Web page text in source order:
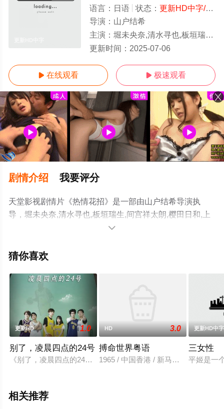
语言： 日语 状态： 更新HD中字/高清
导演： 山户结希
主演： 堀未央奈,清水寻也,板垣瑞生,间宫祥太朗,樱田日和,上村海成,吉川爱,志磨辽平,黑
更新时间： 2025-07-06
 在线观看  极速观看
剧情介绍 我要评分
天堂影视剧情片《热情花招》是一部由山户结希导演执
导，堀未央奈,清水寻也,板垣瑞生,间宫祥太朗,樱田日和,上
村海成,吉川爱,志磨辽平,黑泽明日香,高桥和也,反町隆史,吉
删减完整版电影大全就上天堂电影网，更多相关信息可移

猜你喜欢
更新HD 1.0
别了，凌晨四点的24号
《别了，凌晨四点的24号》是由江苏新加州传媒有限公司申报的
HD 3.0
搏命世界粤语
1965 / 中国香港 / 新马师曾,夏萍,邓
更新HD中字
三女性
平姬是一
相关推荐